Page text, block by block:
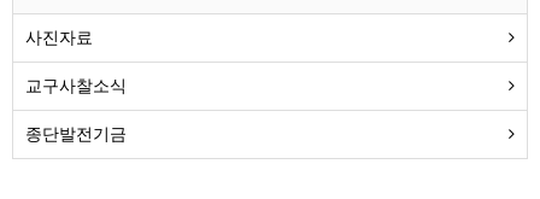
사진자료
교구사찰소식
종단발전기금